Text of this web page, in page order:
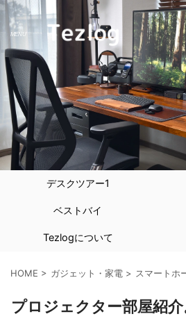
デスクツアー1
ベストバイ
Tezlogについて
HOME > ガジェット・家電 > スマートホ
プロジェクター部屋紹